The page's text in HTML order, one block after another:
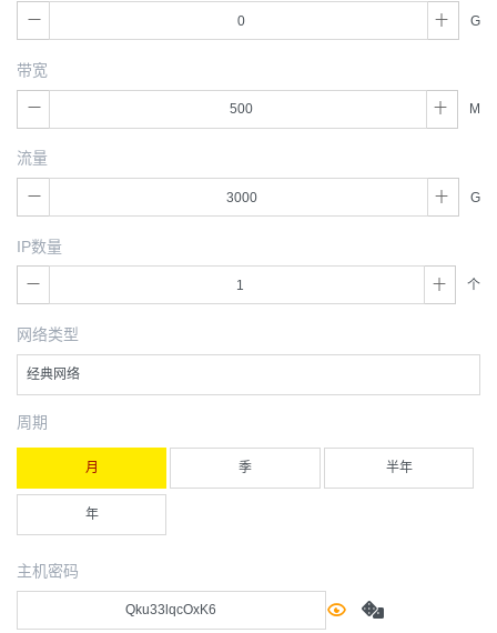
G
带宽
M
流量
G
IP数量
个
网络类型
经典网络
周期
月 季 半年
年
主机密码